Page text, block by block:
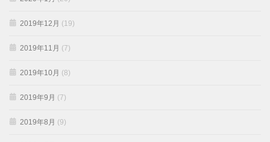
2019年12月 (19)
2019年11月 (7)
2019年10月 (8)
2019年9月 (7)
2019年8月 (9)